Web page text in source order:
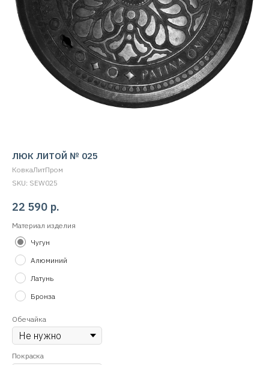
ЛЮК ЛИТОЙ № 025
КовкаЛитПром
SKU: SEW025
22 590 р.
Материал изделия
Чугун
Алюминий
Латунь
Бронза
Обечайка
Покраска